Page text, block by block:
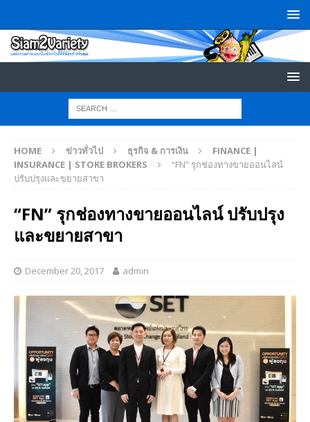
HOME ข่าวทั่วไป ธุรกิจ & การเงิน
FINANCE |
INSURANCE | STOKE BROKERS
“FN” รุกช่องทางขายออนไลน์
ปรับปรุงและขยายสาขา
“FN” รุกช่องทางขายออนไลน์ ปรับปรุง
และขยายสาขา
December 20, 2017 admin